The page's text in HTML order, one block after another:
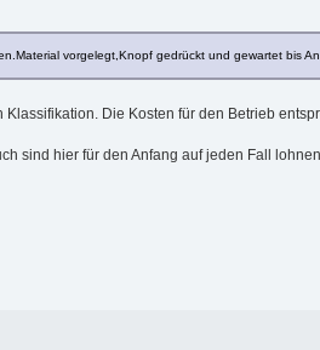
vorgelegt,Knopf gedrückt und gewartet bis
Die Kosten für den Betrieb
sind hier für den Anfang auf jeden Fall